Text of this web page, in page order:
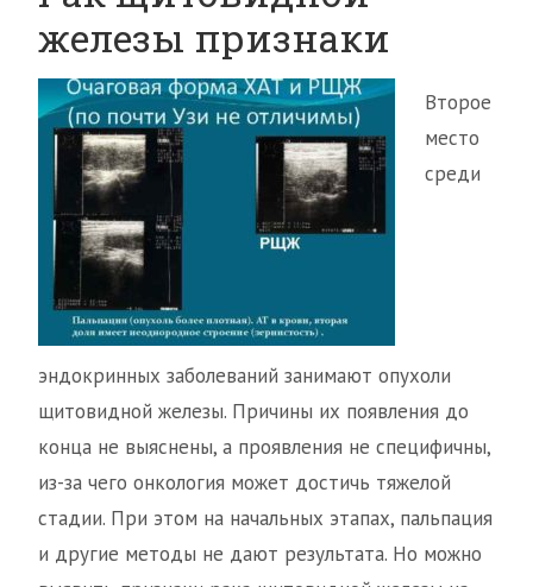
железы признаки
Второе
место
среди
эндокринных заболеваний занимают опухоли
щитовидной железы. Причины их появления до
конца не выяснены, а проявления не специфичны,
из-за чего онкология может достичь тяжелой
стадии. При этом на начальных этапах, пальпация
и другие методы не дают результата. Но можно